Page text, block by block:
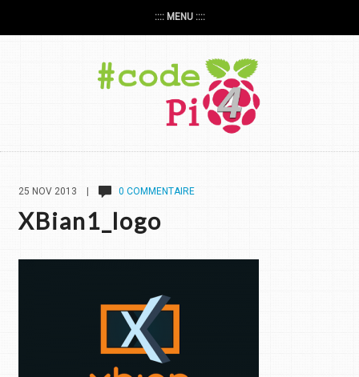
:::: MENU ::::
25 NOV 2013 | 0 COMMENTAIRE
XBian1_logo